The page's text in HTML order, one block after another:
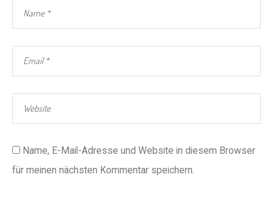
Name, E-Mail-Adresse und Website in diesem Browser
für meinen nächsten Kommentar speichern.